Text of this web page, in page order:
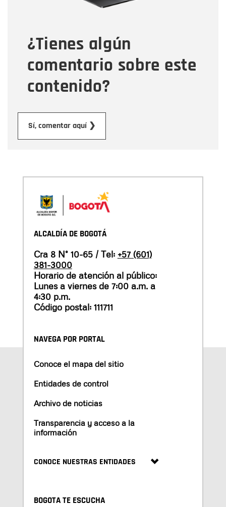
¿Tienes algún
comentario sobre este
contenido?
Sí, comentar aquí ❯
Tipo de comentario
Mensaje
ALCALDÍA DE BOGOTÁ
Cra 8 N° 10-65 / Tel: +57 (601)
381-3000
Horario de atención al público:
Lunes a viernes de 7:00 a.m. a
4:30 p.m.
Código postal: 111711
NAVEGA POR PORTAL
Conoce el mapa del sitio
Entidades de control
Archivo de noticias
Transparencia y acceso a la
información
CONOCE NUESTRAS ENTIDADES
BOGOTA TE ESCUCHA